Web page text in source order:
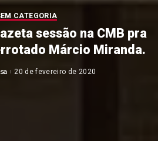
CATEGORIA
sessão na CMB pra
Márcio Miranda.
20 de fevereiro de 2020